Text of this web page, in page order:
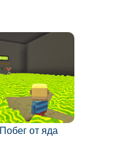
Побег от яда